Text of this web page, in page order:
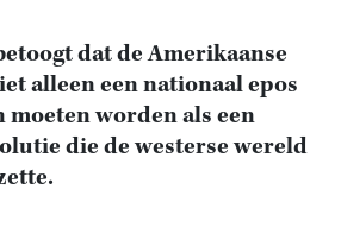
dat de Amerikaanse
alleen een nationaal epos
moeten worden als een
die de westerse wereld